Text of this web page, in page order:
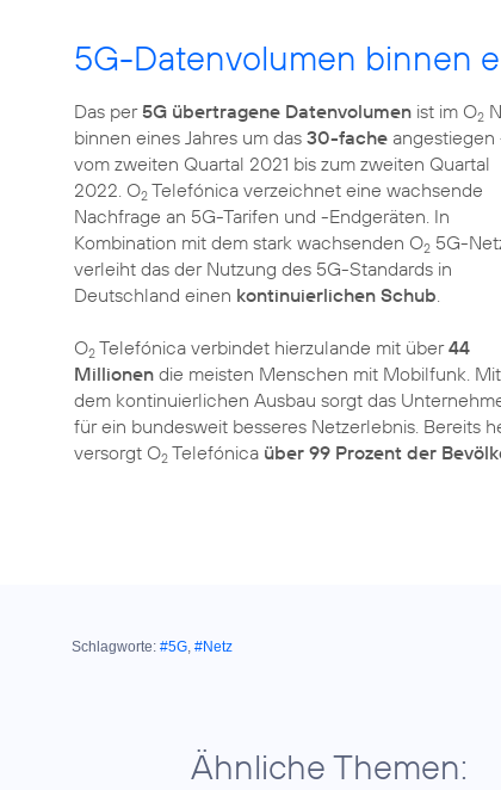
5G-Datenvolumen binnen
Das per5G übertragene Datenvolumen ist im O2
binnen eines Jahres um das 30-fache angestiegen
vom zweiten Quartal 2021 bis zum zweiten Quartal
2022. O2 Telefónica verzeichnet eine wachsende
Nachfrage an 5G-Tarifen und -Endgeräten. In
Kombination mit dem stark wachsenden O2 5G-
verleiht das der Nutzung des 5G-Standards in
Deutschland einen kontinuierlichen Schub
O2 Telefónica verbindet hierzulande mit über44
Millionen die meisten Menschen mit Mobilfunk. Mit
dem kontinuierlichen Ausbau sorgt das
für ein bundesweit besseres Netzerlebnis. Bereits
versorgt O2 Telefónica über 99 Prozent der
Schlagworte: #5G, #Netz
Ähnliche Themen: